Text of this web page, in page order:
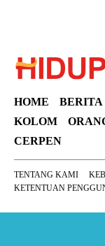
HOME BERITA
KOLOM
CERPEN
TENTANG KAMI
KETENTUAN